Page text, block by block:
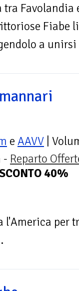
tra
Fiabe
a
e AAVV |
- Reparto
40%
per